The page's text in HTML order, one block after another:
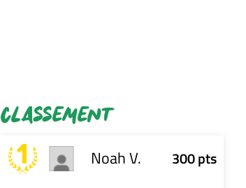
CLASSEMENT
Noah V. 300 pts